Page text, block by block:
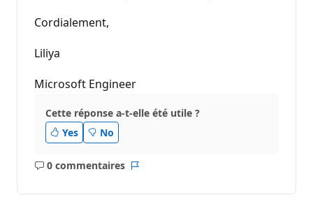
Cordialement,
Liliya
Microsoft Engineer
Cette réponse a-t-elle été utile ?
Yes
No
0 commentaires
Aucun